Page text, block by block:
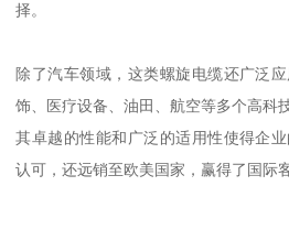
择。
除了汽车领域，这类螺旋电缆还广泛
饰、医疗设备、油田、航空等多个高科
其卓越的性能和广泛的适用性使得企
认可，还远销至欧美国家，赢得了国际